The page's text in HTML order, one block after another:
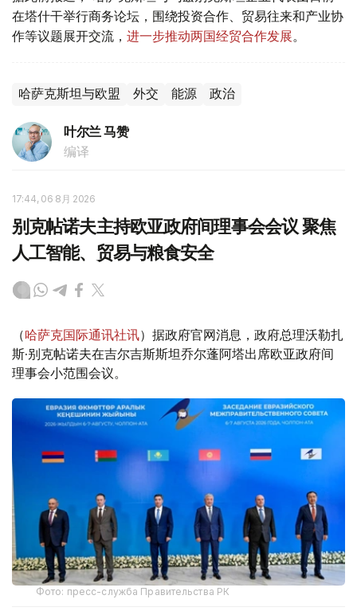
在塔什干举行商务论坛，围绕投资合作、贸易往来和产业协
作等议题展开交流， 进一步推动两国经贸合作发展。
哈萨克斯坦与欧盟 外交 能源 政治
叶尔兰 马赞
编译
17:44, 06 8月 2026
别克帖诺夫主持欧亚政府间理事会会议 聚焦
人工智能、贸易与粮食安全
（哈萨克国际通讯社讯）据政府官网消息，政府总理沃勒扎
斯·别克帖诺夫在吉尔吉斯斯坦乔尔蓬阿塔出席欧亚政府间
理事会小范围会议。
Фото: пресс-служба Правительства РК